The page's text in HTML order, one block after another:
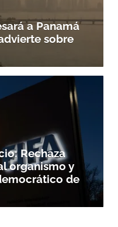
a Panamá
sobre
Rechaza
organismo y
de